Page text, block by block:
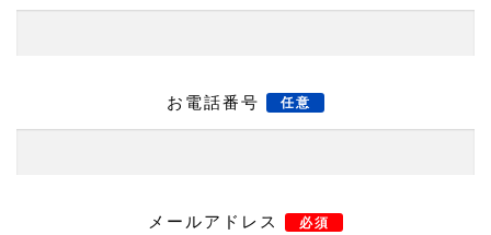
お電話番号 任意
メールアドレス 必須